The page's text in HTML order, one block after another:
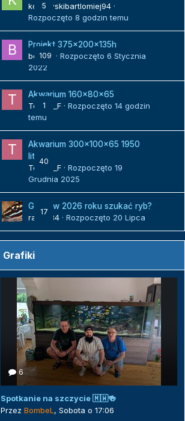
5
kozlowskibartlomiej94 ·
Rozpoczęto 8 godzin temu
109
Projekt 375x200x135h
bojack · Rozpoczęto 6 Stycznia
2022
1
Akwarium 160x80x65
Tomek_F · Rozpoczęto 14 godzin
temu
40
Akwarium 300x100x65 1950
litrów
Tomek_F · Rozpoczęto 19
Grudnia 2025
17
Gdzie w 2026 roku szukać ryb?
radek84 · Rozpoczęto 20 Lipca
Grafiki
6
Spotkanie na szczycie 🇲🇼🍻
Przez BombeL , Sobota o 17:06